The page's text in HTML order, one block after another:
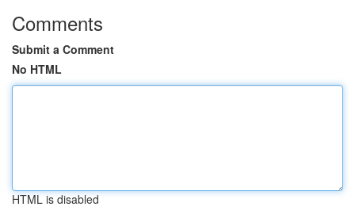
Comments
Submit a Comment
No HTML
HTML is disabled